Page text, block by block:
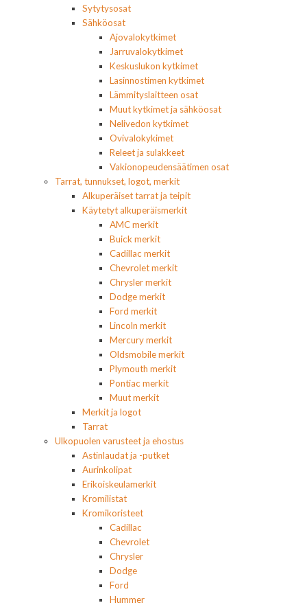
Sytytysosat
Sähköosat
Ajovalokytkimet
Jarruvalokytkimet
Keskuslukon kytkimet
Lasinnostimen kytkimet
Lämmityslaitteen osat
Muut kytkimet ja sähköosat
Nelivedon kytkimet
Ovivalokykimet
Releet ja sulakkeet
Vakionopeudensäätimen osat
Tarrat, tunnukset, logot, merkit
Alkuperäiset tarrat ja teipit
Käytetyt alkuperäismerkit
AMC merkit
Buick merkit
Cadillac merkit
Chevrolet merkit
Chrysler merkit
Dodge merkit
Ford merkit
Lincoln merkit
Mercury merkit
Oldsmobile merkit
Plymouth merkit
Pontiac merkit
Muut merkit
Merkit ja logot
Tarrat
Ulkopuolen varusteet ja ehostus
Astinlaudat ja -putket
Aurinkolipat
Erikoiskeulamerkit
Kromilistat
Kromikoristeet
Cadillac
Chevrolet
Chrysler
Dodge
Ford
Hummer